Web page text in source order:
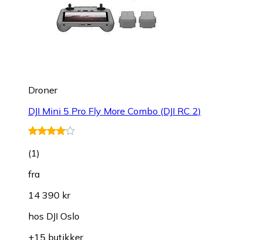
Droner
DJI Mini 5 Pro Fly More Combo (DJI RC 2)
(1)
fra
14 390 kr
hos DJI Oslo
+15 butikker